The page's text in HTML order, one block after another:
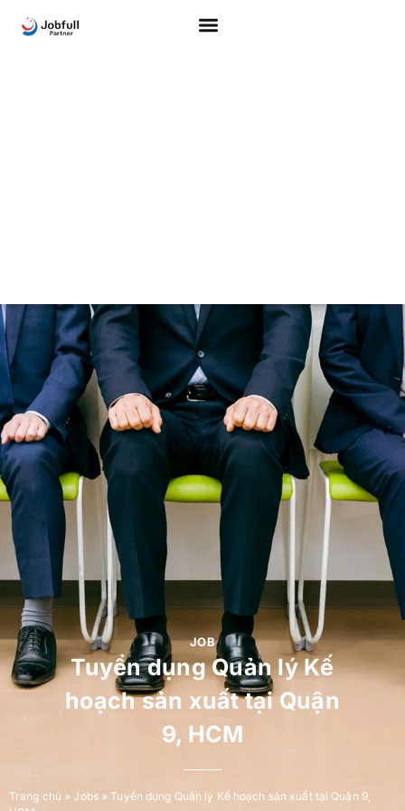
JOB
Tuyển dụng Quản lý Kế
hoạch sản xuất tại Quận
9, HCM
Trang chủ »Jobs» Tuyển dụng Quản lý Kế hoạch sản xuất tại Quận 9,